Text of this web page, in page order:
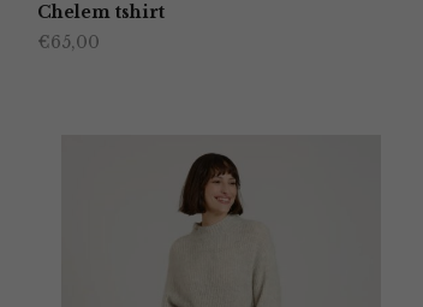
Chelem tshirt
€65,00